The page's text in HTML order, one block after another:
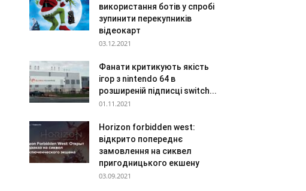
використання ботів у спробі
зупинити перекупників
відеокарт
03.12.2021
Фанати критикують якість
ігор з nintendo 64 в
розширеній підписці switch...
01.11.2021
Horizon forbidden west:
відкрито попереднє
замовлення на сиквел
пригодницького екшену
03.09.2021